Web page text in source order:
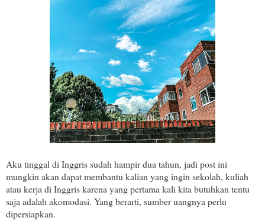
Aku tinggal di Inggris sudah hampir dua tahun, jadi post ini
mungkin akan dapat membantu kalian yang ingin sekolah, kuliah
atau kerja di Inggris karena yang pertama kali kita butuhkan tentu
saja adalah akomodasi. Yang berarti, sumber uangnya perlu
dipersiapkan.